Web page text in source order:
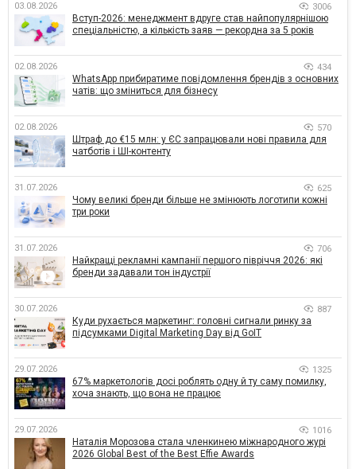
03.08.2026 3006
Вступ-2026: менеджмент вдруге став найпопулярнішою
спеціальністю, а кількість заяв — рекордна за 5 років
02.08.2026 434
WhatsApp прибиратиме повідомлення брендів з основних
чатів: що зміниться для бізнесу
02.08.2026 570
Штраф до €15 млн: у ЄС запрацювали нові правила для
чатботів і ШІ-контенту
31.07.2026 625
Чому великі бренди більше не змінюють логотипи кожні
три роки
31.07.2026 706
Найкращі рекламні кампанії першого півріччя 2026: які
бренди задавали тон індустрії
30.07.2026 887
Куди рухається маркетинг: головні сигнали ринку за
підсумками Digital Marketing Day від GoIT
29.07.2026 1325
67% маркетологів досі роблять одну й ту саму помилку,
хоча знають, що вона не працює
29.07.2026 1016
Наталія Морозова стала членкинею міжнародного журі
2026 Global Best of the Best Effie Awards